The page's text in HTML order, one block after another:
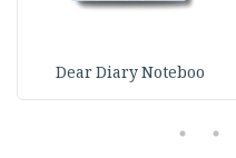
Dear Diary Noteboo
4
5